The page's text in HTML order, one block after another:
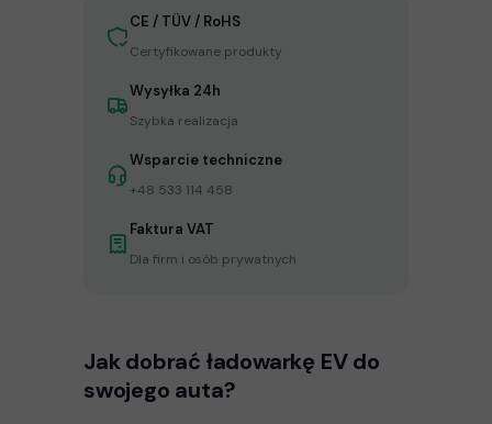
CE / TÜV / RoHS
Certyfikowane produkty
Wysyłka 24h
Szybka realizacja
Wsparcie techniczne
+48 533 114 458
Faktura VAT
Dla firm i osób prywatnych
Jak dobrać ładowarkę EV do
swojego auta?